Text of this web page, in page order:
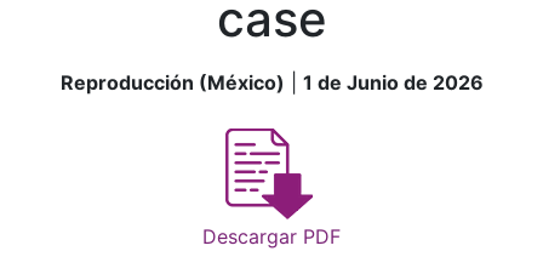
case
Reproducción (México) 1 de Junio de 2026
Descargar PDF